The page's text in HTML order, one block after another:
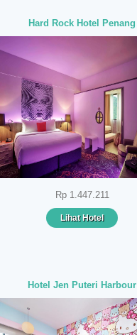
Hard Rock Hotel Penang
Rp 1.447.211
Lihat Hotel
Hotel Jen Puteri Harbour